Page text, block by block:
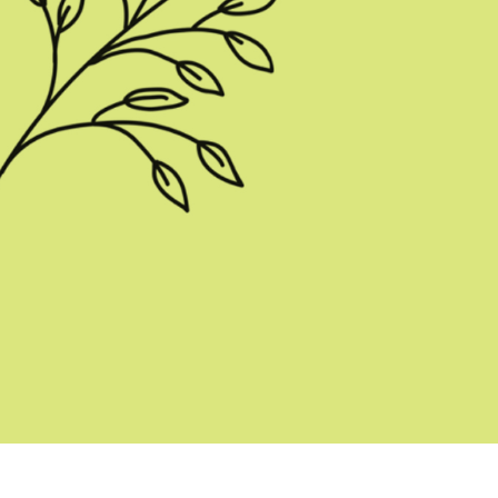
fototöötlus Ehete fotode redigeerimine